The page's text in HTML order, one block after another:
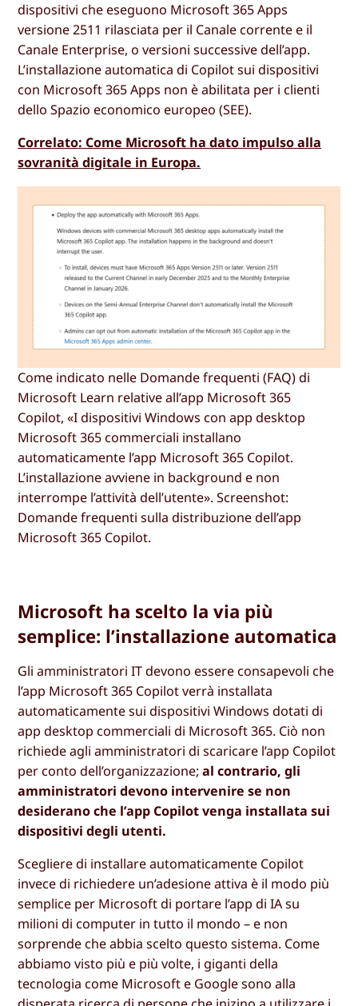
dispositivi che eseguono Microsoft 365 Apps
versione 2511 rilasciata per il Canale corrente e il
Canale Enterprise, o versioni successive dell’app.
L’installazione automatica di Copilot sui dispositivi
con Microsoft 365 Apps non è abilitata per i clienti
dello Spazio economico europeo (SEE).
Correlato: Come Microsoft ha dato impulso alla
sovranità digitale in Europa.
Come indicato nelle Domande frequenti (FAQ) di
Microsoft Learn relative all’app Microsoft 365
Copilot, «I dispositivi Windows con app desktop
Microsoft 365 commerciali installano
automaticamente l’app Microsoft 365 Copilot.
L’installazione avviene in background e non
interrompe l’attività dell’utente». Screenshot:
Domande frequenti sulla distribuzione dell’app
Microsoft 365 Copilot.
Microsoft ha scelto la via più
semplice: l’installazione automatica
Gli amministratori IT devono essere consapevoli che
l’app Microsoft 365 Copilot verrà installata
automaticamente sui dispositivi Windows dotati di
app desktop commerciali di Microsoft 365. Ciò non
richiede agli amministratori di scaricare l’app Copilot
per conto dell’organizzazione;al contrario, gli
amministratori devono intervenire se non
desiderano che l’app Copilot venga installata sui
dispositivi degli utenti.
Scegliere di installare automaticamente Copilot
invece di richiedere un’adesione attiva è il modo più
semplice per Microsoft di portare l’app di IA su
milioni di computer in tutto il mondo – e non
sorprende che abbia scelto questo sistema. Come
abbiamo visto più e più volte, i giganti della
tecnologia come Microsoft e Google sono alla